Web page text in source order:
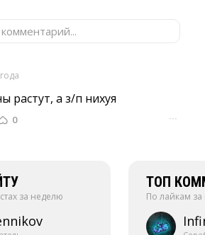
растут, а з/п нихуя
0 ···
за неделю
ТОП
По лайкам